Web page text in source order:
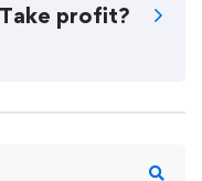
profit?